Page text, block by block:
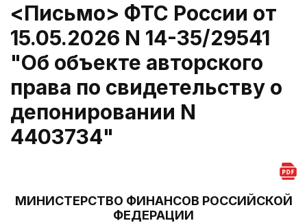
<Письмо> ФТС России от
15.05.2026 N 14-35/29541
"Об объекте авторского
права по свидетельству о
депонировании N
4403734"
МИНИСТЕРСТВО ФИНАНСОВ РОССИЙСКОЙ
ФЕДЕРАЦИИ